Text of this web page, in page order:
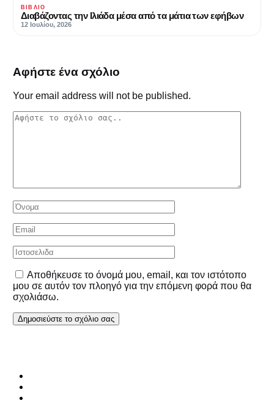
ΒΙΒΛΊΟ
Διαβάζοντας την Ιλιάδα μέσα από τα μάτια των εφήβων
12 Ιουλίου, 2026
Αφήστε ένα σχόλιο
Your email address will not be published.
Αποθήκευσε το όνομά μου, email, και τον ιστότοπο
μου σε αυτόν τον πλοηγό για την επόμενη φορά που θα
σχολιάσω.